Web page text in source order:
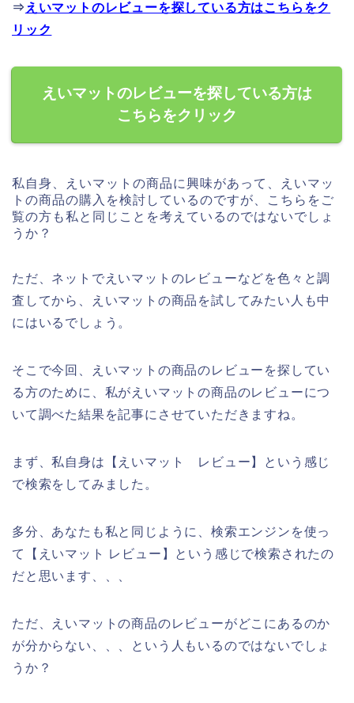
⇒ えいマットのレビューを探している方はこちらをク
リック
えいマットのレビューを探している方は
こちらをクリック
私自身、えいマットの商品に興味があって、えいマッ
トの商品の購入を検討しているのですが、こちらをご
覧の方も私と同じことを考えているのではないでしょ
うか？
ただ、ネットでえいマットのレビューなどを色々と調
査してから、えいマットの商品を試してみたい人も中
にはいるでしょう。
そこで今回、えいマットの商品のレビューを探してい
る方のために、私がえいマットの商品のレビューにつ
いて調べた結果を記事にさせていただきますね。
まず、私自身は【えいマット レビュー】という感じ
で検索をしてみました。
多分、あなたも私と同じように、検索エンジンを使っ
て【えいマット レビュー】という感じで検索されたの
だと思います、、、
ただ、えいマットの商品のレビューがどこにあるのか
が分からない、、、という人もいるのではないでしょ
うか？